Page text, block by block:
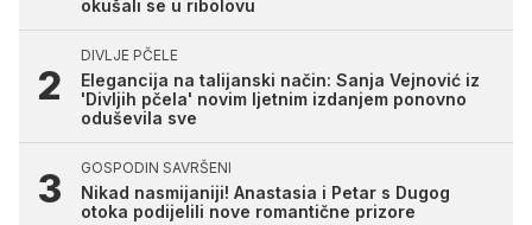
okušali se u ribolovu
DIVLJE PČELE
Elegancija na talijanski način: Sanja Vejnović iz
'Divljih pčela' novim ljetnim izdanjem ponovno
oduševila sve
GOSPODIN SAVRŠENI
Nikad nasmijaniji! Anastasia i Petar s Dugog
otoka podijelili nove romantične prizore